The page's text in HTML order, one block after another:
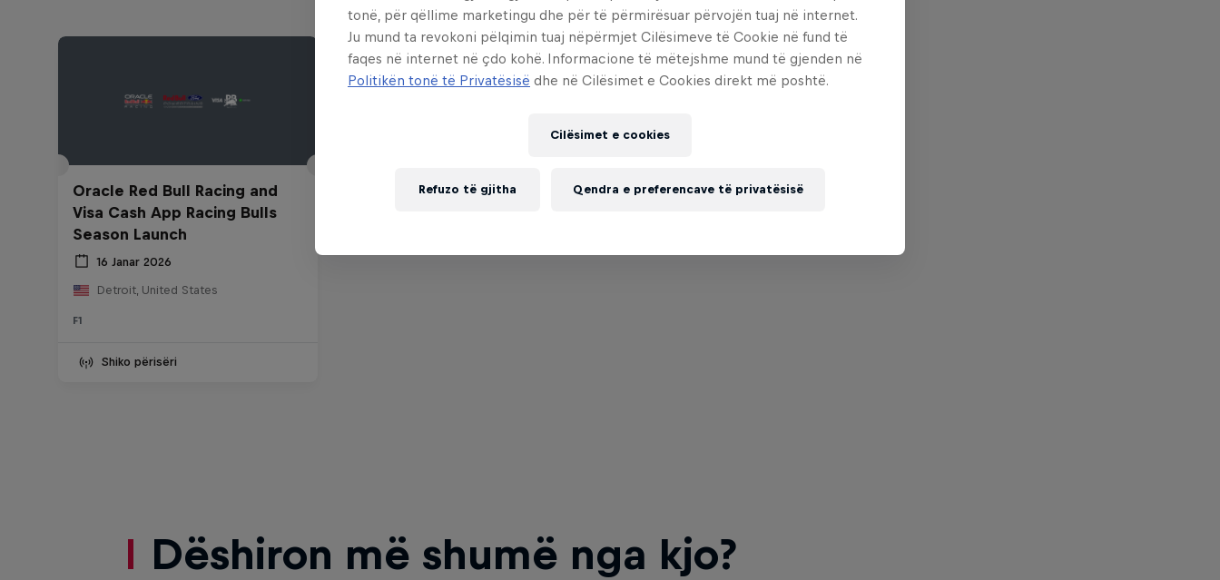
Oracle Red Bull Racing and
Visa Cash App Racing Bulls
Season Launch
16 Janar 2026
Detroit, United States
F1
Shiko përisëri
Dëshiron më shumë nga kjo?
tonë, për qëllime marketingu dhe për të përmirësuar përvojën tuaj në internet.
Ju mund ta revokoni pëlqimin tuaj nëpërmjet Cilësimeve të Cookie në fund të
faqes në internet në çdo kohë. Informacione të mëtejshme mund të gjenden në
Politikën tonë të Privatësisë dhe në Cilësimet e Cookies direkt më poshtë.
Cilësimet e cookies
Refuzo të gjitha Qendra e preferencave të privatësisë